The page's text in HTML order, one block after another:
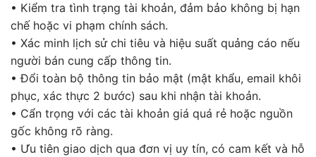
• Kiểm tra tình trạng tài khoản, đảm bảo không bị hạn
chế hoặc vi phạm chính sách.
• Xác minh lịch sử chi tiêu và hiệu suất quảng cáo nếu
người bán cung cấp thông tin.
• Đổi toàn bộ thông tin bảo mật (mật khẩu, email khôi
phục, xác thực 2 bước) sau khi nhận tài khoản.
• Cẩn trọng với các tài khoản giá quá rẻ hoặc nguồn
gốc không rõ ràng.
• Ưu tiên giao dịch qua đơn vị uy tín, có cam kết và hỗ